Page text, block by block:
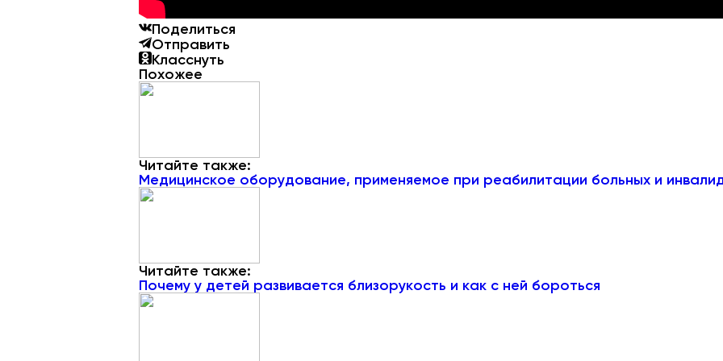
Поделиться
Отправить
Класснуть
Похожее
Читайте также:
Медицинское оборудование, применяемое при реабилитации больных и
Читайте также:
Почему у детей развивается близорукость и как с ней бороться